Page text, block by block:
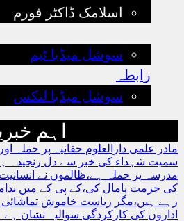
اسلامک ڈاکٹر فورم
سوشل میڈیا ٹیم
رابطہ
سوشل میڈیا لنکس
اہم
مادر علمی دارالعلوم حقانیہ پر حملہ
سمیت شہداء کی خبر سے دل رنجیدہ
مدرسہ پر حملہ ہے،ظالموں نے
کی حرمت پامال کی،کے پی کے میں
رہے ہیں،مگر ریاست خاموش تماشائی
اداروں کی کارکردگی سوالیہ نشان